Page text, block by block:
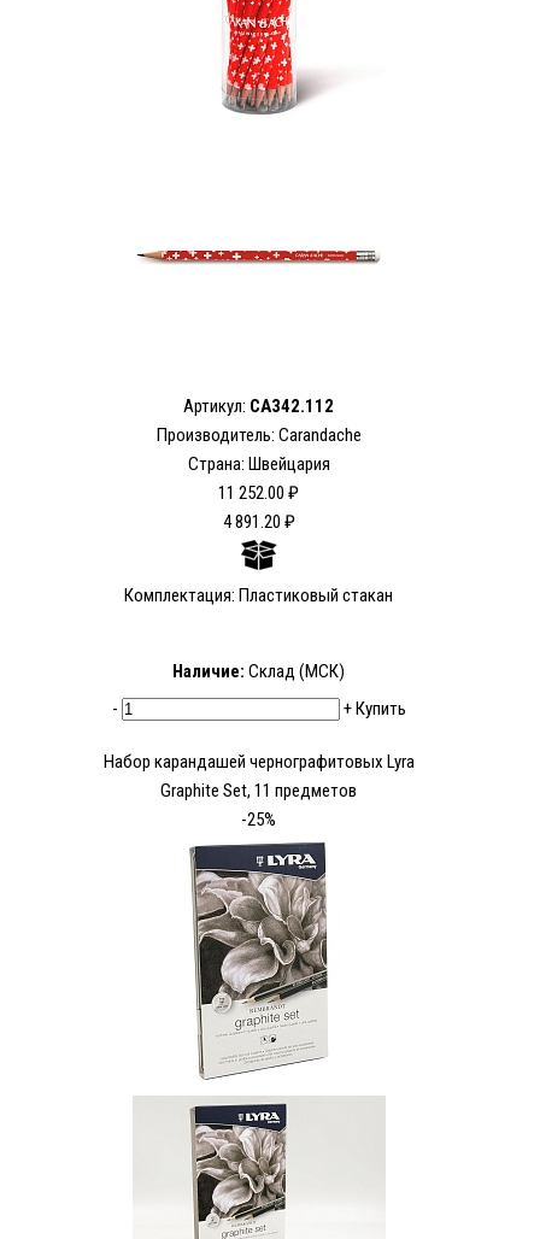
Артикул: CA342.112
Производитель: Carandache
Страна: Швейцария
11 252.00 ₽
4 891.20 ₽
Комплектация: Пластиковый стакан
Наличие: Склад (МСК)
-
+Купить
Набор карандашей чернографитовых Lyra
Graphite Set, 11 предметов
-25%